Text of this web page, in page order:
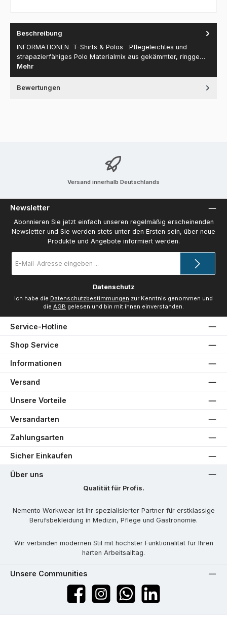
Beschreibung
INFORMATIONEN T-Shirts & Polos Pflegeleichtes und
strapazierfähiges Polo Materialmix aus gekämmter, ringge…
Mehr
Bewertungen
Versand innerhalb Deutschlands
Newsletter
Abonnieren Sie jetzt einfach unseren regelmäßig erscheinenden
Newsletter und Sie werden stets unter den Ersten sein, über neue
Produkte und Angebote informiert werden.
Mail-
Adresse
Datenschutz
Ich habe die Datenschutzbestimmungen zur Kenntnis genommen und
die AGB gelesen und bin mit ihnen einverstanden.
Service-Hotline
Shop Service
Informationen
Versand
Unsere Vorteile
Versandarten
Zahlungsarten
Sicher Einkaufen
Über uns
Qualität für Profis.
Nemento Workwear ist Ihr spezialisierter Partner für erstklassige
Berufsbekleidung in Medizin, Pflege und Gastronomie.
Wir verbinden modernen Stil mit höchster Funktionalität für Ihren
harten Arbeitsalltag.
Unsere Communities
FacebookInstagramWhatsApp